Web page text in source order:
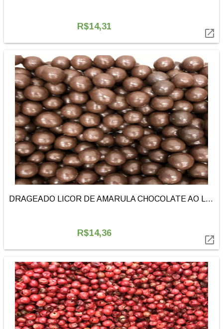
R$14,31

DRAGEADO LICOR DE AMARULA CHOCOLATE AO LEITE | 100g
R$14,36
